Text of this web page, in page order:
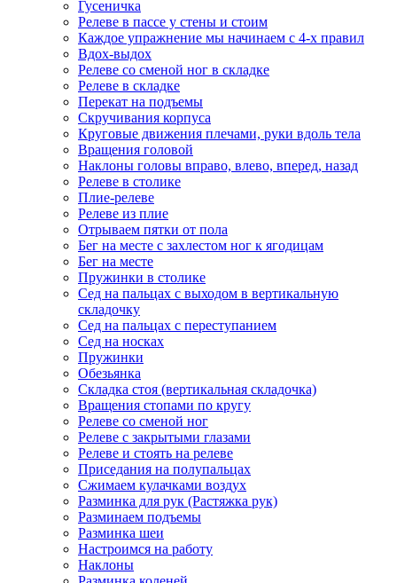
Гусеничка
Релеве в пассе у стены и стоим
Каждое упражнение мы начинаем с 4-х правил
Вдох-выдох
Релеве со сменой ног в складке
Релеве в складке
Перекат на подъемы
Скручивания корпуса
Круговые движения плечами, руки вдоль тела
Вращения головой
Наклоны головы вправо, влево, вперед, назад
Релеве в столике
Плие-релеве
Релеве из плие
Отрываем пятки от пола
Бег на месте с захлестом ног к ягодицам
Бег на месте
Пружинки в столике
Сед на пальцах с выходом в вертикальную
складочку
Сед на пальцах с переступанием
Сед на носках
Пружинки
Обезьянка
Складка стоя (вертикальная складочка)
Вращения стопами по кругу
Релеве со сменой ног
Релеве с закрытыми глазами
Релеве и стоять на релеве
Приседания на полупальцах
Сжимаем кулачками воздух
Разминка для рук (Растяжка рук)
Разминаем подъемы
Разминка шеи
Настроимся на работу
Наклоны